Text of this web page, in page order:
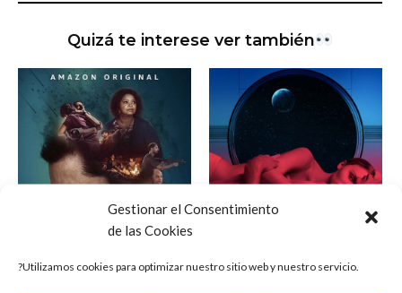
Gestionar el Consentimiento
de las Cookies
?Utilizamos cookies para optimizar nuestro sitio web y nuestro servicio.
Quizá te interese ver también